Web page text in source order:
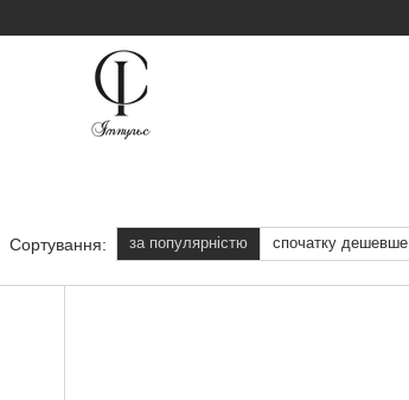
Сортування: за популярністю спочатку дешевше